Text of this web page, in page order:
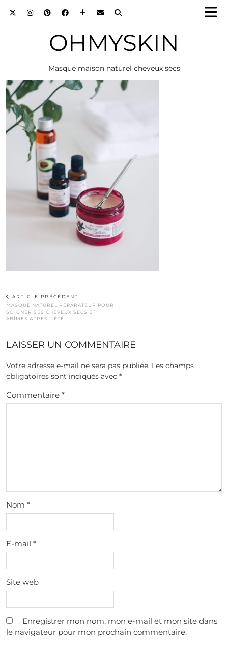
OHMYSKIN
Masque maison naturel cheveux secs
ARTICLE PRÉCÉDENT
MASQUE NATUREL RÉPARATEUR POUR
SOIGNER SES CHEVEUX SECS ET
ABÎMÉS APRÈS L’ÉTÉ
LAISSER UN COMMENTAIRE
Votre adresse e-mail ne sera pas publiée. Les champs
obligatoires sont indiqués avec *
Commentaire *
Nom *
E-mail *
Site web
Enregistrer mon nom, mon e-mail et mon site dans
le navigateur pour mon prochain commentaire.